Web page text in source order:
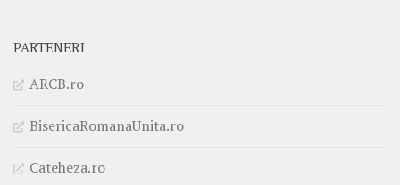
PARTENERI
ARCB.ro
BisericaRomanaUnita.ro
Cateheza.ro